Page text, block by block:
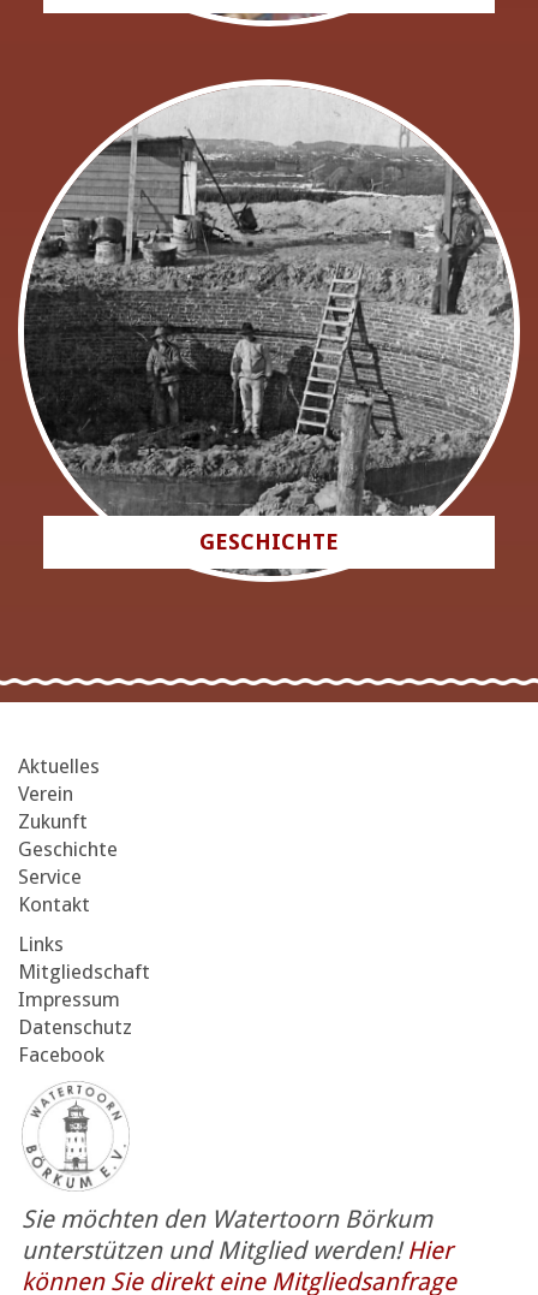
GESCHICHTE
Aktuelles
Verein
Zukunft
Geschichte
Service
Kontakt
Links
Mitgliedschaft
Impressum
Datenschutz
Facebook
Sie möchten den Watertoorn Börkum
unterstützen und Mitglied werden!Hier
können Sie direkt eine Mitgliedsanfrage